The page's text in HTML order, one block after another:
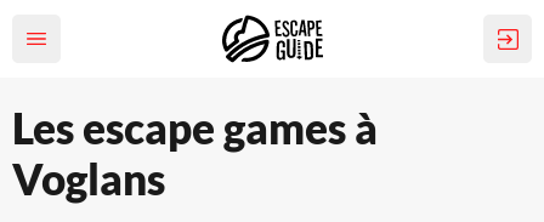
Les escape games à
Voglans